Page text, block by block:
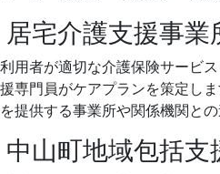
居宅介護支援事業
利用者が適切な介護保険サービ
援専門員がケアプランを策定し
を提供する事業所や関係機関と
中山町地域包括支